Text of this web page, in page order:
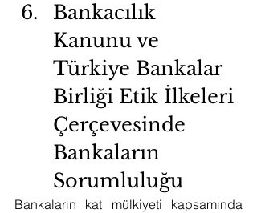
Bankacılık
Kanunu ve
Türkiye Bankalar
Birliği Etik İlkeleri
Çerçevesinde
Bankaların
Sorumluluğu
Bankaların kat mülkiyeti kapsamında